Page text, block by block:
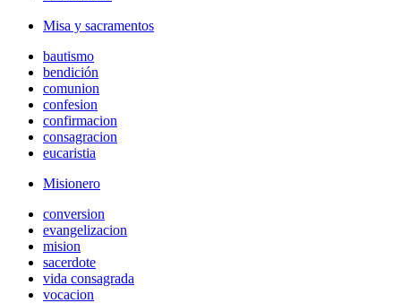
Misa y sacramentos
bautismo
bendición
comunion
confesion
confirmacion
consagracion
eucaristia
Misionero
conversion
evangelizacion
mision
sacerdote
vida consagrada
vocacion